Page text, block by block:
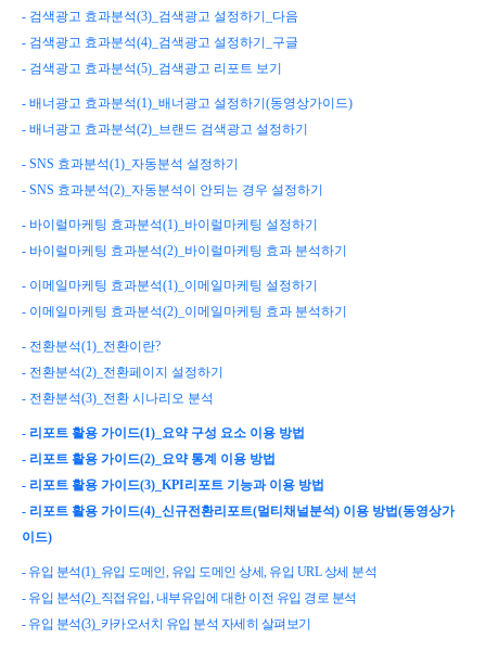
- 검색광고 효과분석(3)_검색광고 설정하기_다음
- 검색광고 효과분석(4)_검색광고 설정하기_구글
- 검색광고 효과분석(5)_검색광고 리포트 보기
- 배너광고 효과분석(1)_배너광고 설정하기(동영상가이드)
- 배너광고 효과분석(2)_브랜드 검색광고 설정하기
- SNS 효과분석(1)_자동분석 설정하기
- SNS 효과분석(2)_자동분석이 안되는 경우 설정하기
- 바이럴마케팅 효과분석(1)_바이럴마케팅 설정하기
- 바이럴마케팅 효과분석(2)_바이럴마케팅 효과 분석하기
- 이메일마케팅 효과분석(1)_이메일마케팅 설정하기
- 이메일마케팅 효과분석(2)_이메일마케팅 효과 분석하기
- 전환분석(1)_전환이란?
- 전환분석(2)_전환페이지 설정하기
- 전환분석(3)_전환 시나리오 분석
- 리포트 활용 가이드(1)_요약 구성 요소 이용 방법
- 리포트 활용 가이드(2)_요약 통계 이용 방법
- 리포트 활용 가이드(3)_KPI리포트 기능과 이용 방법
- 리포트 활용 가이드(4)_신규전환리포트(멀티채널분석) 이용 방법(동영상가
이드)
- 유입 분석(1)_유입 도메인, 유입 도메인 상세, 유입 URL 상세 분석
- 유입 분석(2)_직접유입, 내부유입에 대한 이전 유입 경로 분석
- 유입 분석(3)_카카오서치 유입 분석 자세히 살펴보기